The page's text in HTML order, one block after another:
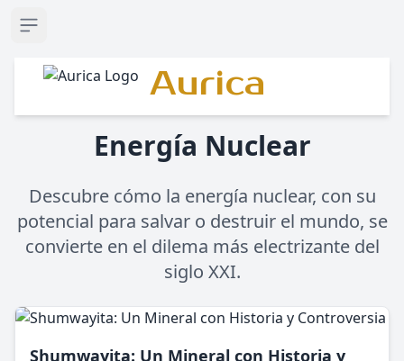
Open sidebar
Aurica
Energía Nuclear
Descubre cómo la energía nuclear, con su
potencial para salvar o destruir el mundo, se
convierte en el dilema más electrizante del
siglo XXI.
Shumwayita: Un Mineral con Historia y